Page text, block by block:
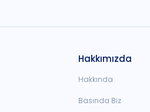
Hakkımızda
Hakkında
Basında Biz